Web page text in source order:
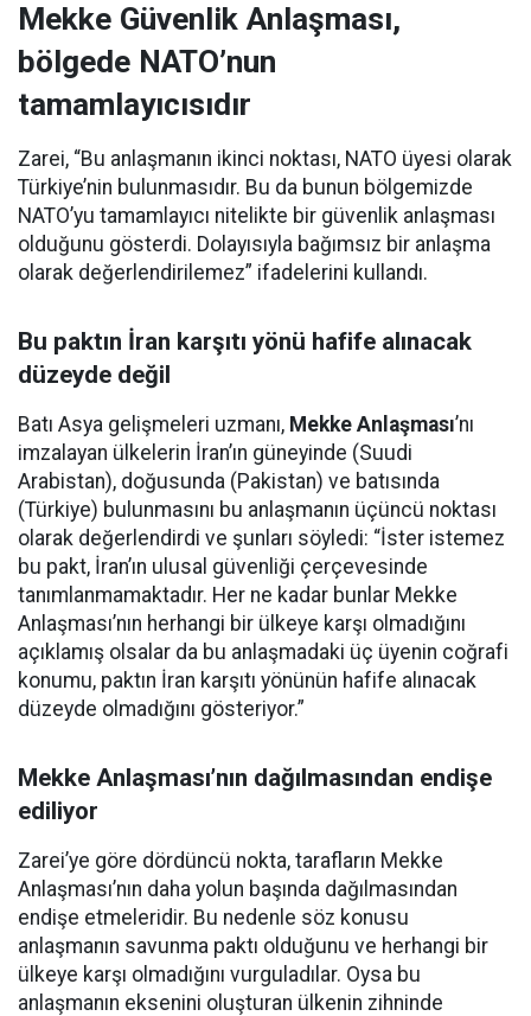
Mekke Güvenlik Anlaşması,
bölgede NATO’nun
tamamlayıcısıdır
Zarei, “Bu anlaşmanın ikinci noktası, NATO üyesi olarak
Türkiye’nin bulunmasıdır. Bu da bunun bölgemizde
NATO’yu tamamlayıcı nitelikte bir güvenlik anlaşması
olduğunu gösterdi. Dolayısıyla bağımsız bir anlaşma
olarak değerlendirilemez” ifadelerini kullandı.
Bu paktın İran karşıtı yönü hafife alınacak
düzeyde değil
Batı Asya gelişmeleri uzmanı, Mekke Anlaşması’nı
imzalayan ülkelerin İran’ın güneyinde (Suudi
Arabistan), doğusunda (Pakistan) ve batısında
(Türkiye) bulunmasını bu anlaşmanın üçüncü noktası
olarak değerlendirdi ve şunları söyledi: “İster istemez
bu pakt, İran’ın ulusal güvenliği çerçevesinde
tanımlanmamaktadır. Her ne kadar bunlar Mekke
Anlaşması’nın herhangi bir ülkeye karşı olmadığını
açıklamış olsalar da bu anlaşmadaki üç üyenin coğrafi
konumu, paktın İran karşıtı yönünün hafife alınacak
düzeyde olmadığını gösteriyor.”
Mekke Anlaşması’nın dağılmasından endişe
ediliyor
Zarei’ye göre dördüncü nokta, tarafların Mekke
Anlaşması’nın daha yolun başında dağılmasından
endişe etmeleridir. Bu nedenle söz konusu
anlaşmanın savunma paktı olduğunu ve herhangi bir
ülkeye karşı olmadığını vurguladılar. Oysa bu
anlaşmanın eksenini oluşturan ülkenin zihninde